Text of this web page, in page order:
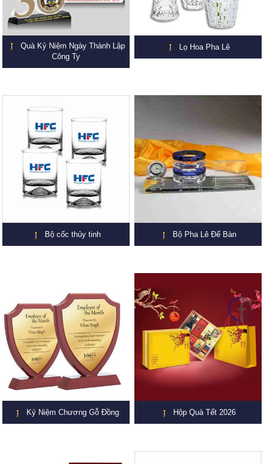
Quà Kỷ Niệm Ngày Thành Lập
Công Ty
Lọ Hoa Pha Lê
Bộ cốc thủy tinh Bộ Pha Lê Để Bàn
Kỷ Niệm Chương Gỗ Đồng Hộp Quà Tết 2026